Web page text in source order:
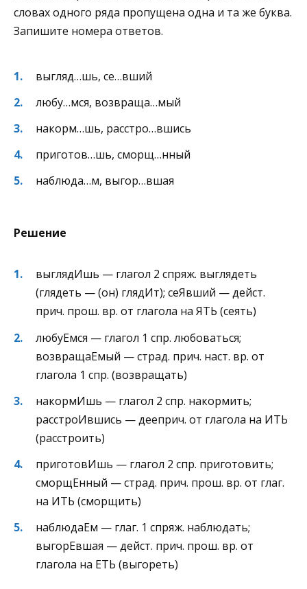
словах одного ряда пропущена одна и та же буква.
Запишите номера ответов.
выгляд…шь, се…вший
любу…мся, возвраща…мый
накорм…шь, расстро…вшись
приготов…шь, сморщ…нный
наблюда…м, выгор…вшая
Решение
выглядИшь — глагол 2 спряж. выглядеть
(глядеть — (он) глядИт); сеЯвший — дейст.
прич. прош. вр. от глагола на ЯТЬ (сеять)
любуЕмся — глагол 1 спр. любоваться;
возвращаЕмый — страд. прич. наст. вр. от
глагола 1 спр. (возвращать)
накормИшь — глагол 2 спр. накормить;
расстроИвшись — дееприч. от глагола на ИТЬ
(расстроить)
приготовИшь — глагол 2 спр. приготовить;
сморщЕнный — страд. прич. прош. вр. от глаг.
на ИТЬ (сморщить)
наблюдаЕм — глаг. 1 спряж. наблюдать;
выгорЕвшая — дейст. прич. прош. вр. от
глагола на ЕТЬ (выгореть)